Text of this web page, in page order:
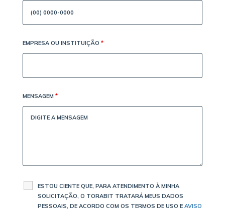
EMPRESA OU INSTITUIÇÃO *
MENSAGEM *
ESTOU CIENTE QUE, PARA ATENDIMENTO À MINHA
SOLICITAÇÃO, O TORABIT TRATARÁ MEUS DADOS
PESSOAIS, DE ACORDO COM OS TERMOS DE USO E AVISO